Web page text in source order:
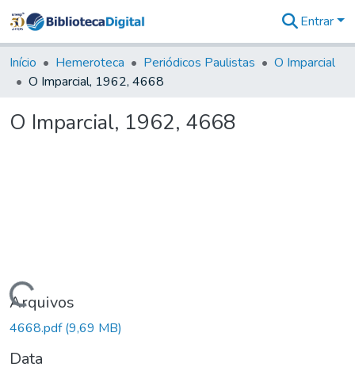
&
Coleções
Tudo na
Digital
Entrar
Início Hemeroteca Periódicos Paulistas
O Imparcial
O Imparcial, 1962, 4668
O Imparcial, 1962, 4668
Carregando...
Arquivos
4668.pdf(9,69 MB)
Data